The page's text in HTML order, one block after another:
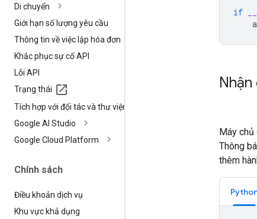
Di chuyển
Giới hạn số lượng yêu cầu
Thông tin về việc lập hóa đơn
Khắc phục sự cố API
Lỗi API
Trạng thái
Tích hợp với đối tác và thư viện
Google AI Studio
Google Cloud Platform
Chính sách
Điều khoản dịch vụ
Khu vực khả dụng
if
Máy
Thông
thêm